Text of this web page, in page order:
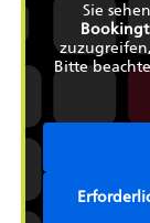
Sie
Bitte